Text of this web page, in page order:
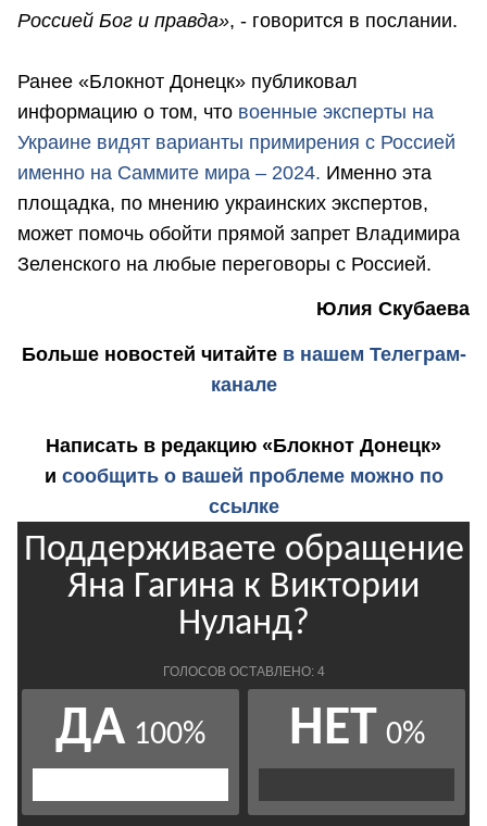
Россией Бог и правда», - говорится в послании.
Ранее «Блокнот Донецк» публиковал
информацию о том, что военные эксперты на
Украине видят варианты примирения с Россией
именно на Саммите мира – 2024. Именно эта
площадка, по мнению украинских экспертов,
может помочь обойти прямой запрет Владимира
Зеленского на любые переговоры с Россией.
Юлия Скубаева
Больше новостей читайте в нашем Телеграм-
канале
Написать в редакцию «Блокнот Донецк»
и сообщить о вашей проблеме можно по
ссылке